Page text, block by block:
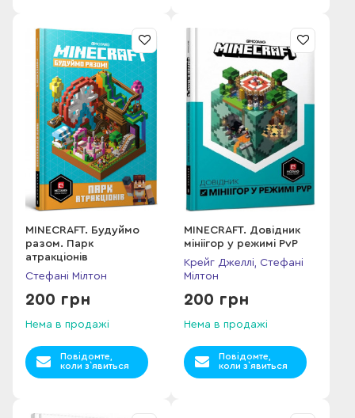
MINECRAFT. Будуймо
разом. Парк
атракціонів
Стефані Мілтон
200 грн
Нема в продажі
Повідомте,
коли з`явиться
MINECRAFT. Довідник
мініігор у режимі PvP
Крейг Джеллі, Стефані
Мілтон
200 грн
Нема в продажі
Повідомте,
коли з`явиться